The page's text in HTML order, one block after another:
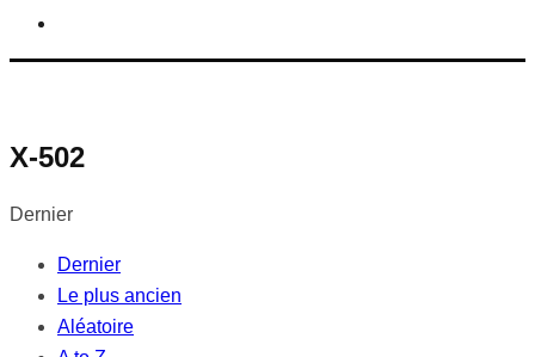
X-502
Dernier
Dernier
Le plus ancien
Aléatoire